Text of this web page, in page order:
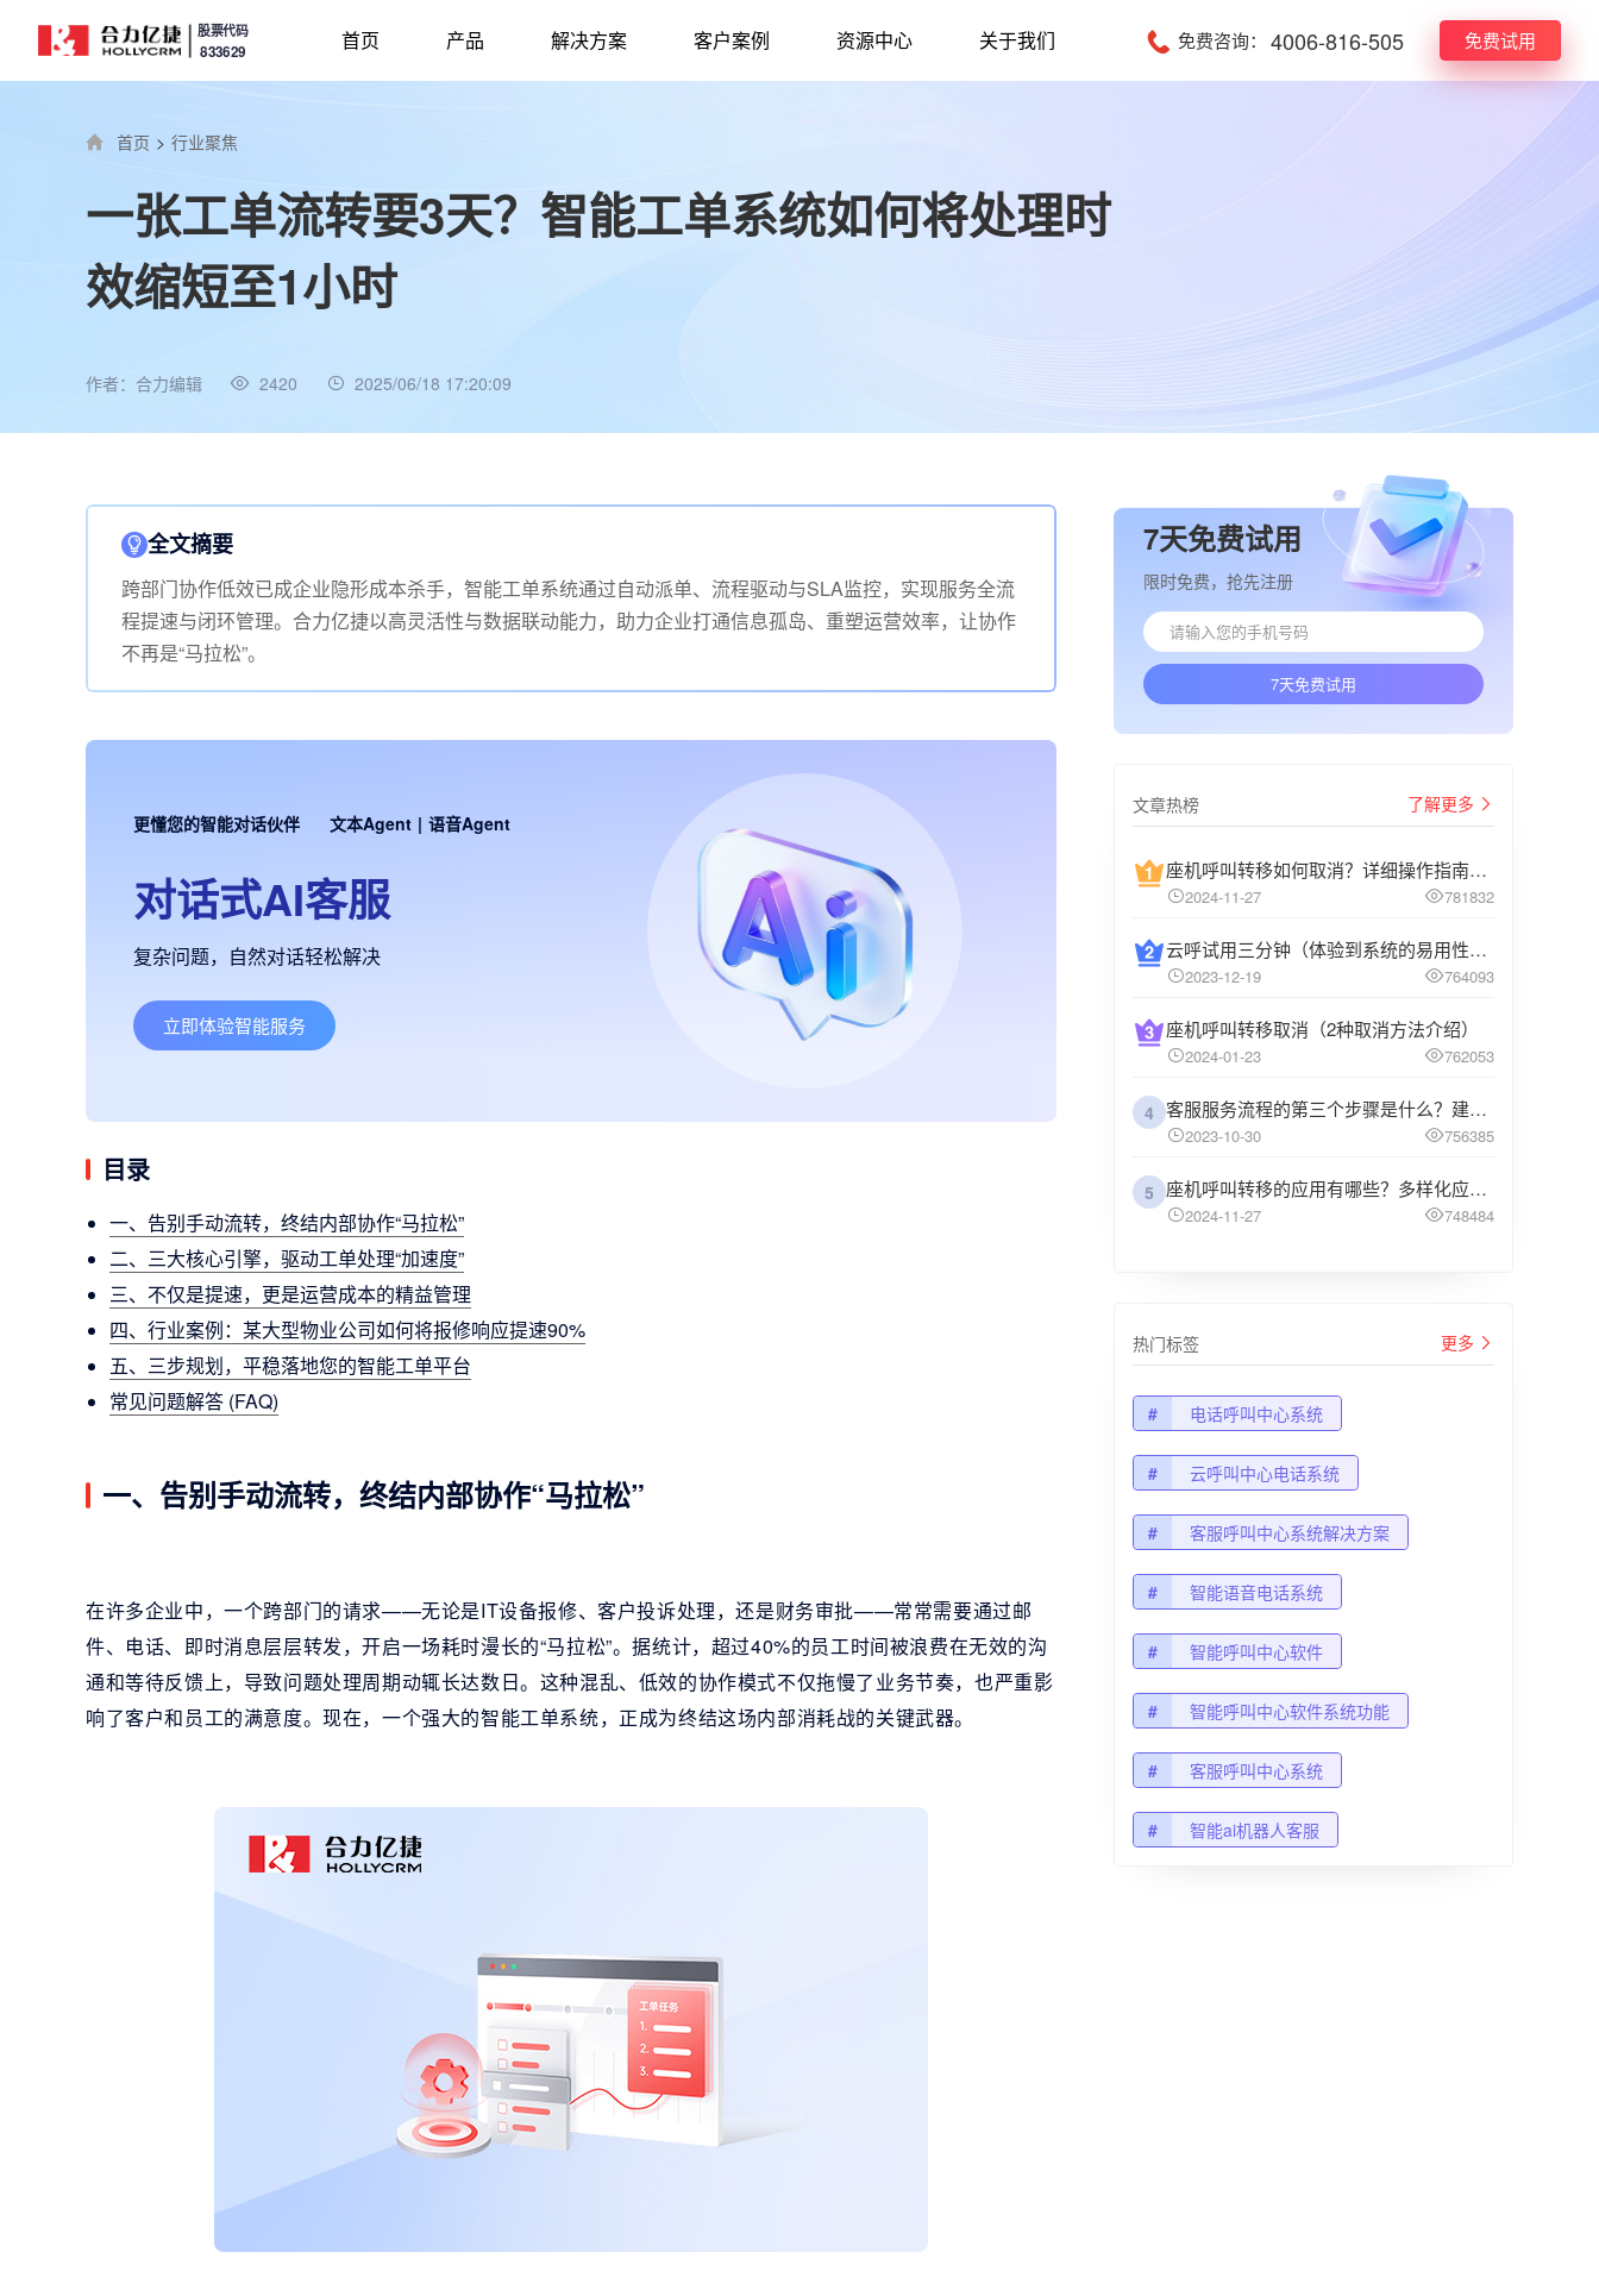
股票代码
833629 首页 产品 解决方案 客户案例 资源中心 关于我们 免费咨询： 4006-816-505 免费试用
首页 > 行业聚焦
一张工单流转要3天？智能工单系统如何将处理时
效缩短至1小时
作者：合力编辑 2420 2025/06/18 17:20:09
全文摘要
跨部门协作低效已成企业隐形成本杀手，智能工单系统通过自动派单、流程驱动与SLA监控，实现服务全流
程提速与闭环管理。合力亿捷以高灵活性与数据联动能力，助力企业打通信息孤岛、重塑运营效率，让协作
不再是“马拉松”。
更懂您的智能对话伙伴 文本Agent | 语音Agent
对话式AI客服
复杂问题，自然对话轻松解决
立即体验智能服务
目录
一、告别手动流转，终结内部协作“马拉松”
二、三大核心引擎，驱动工单处理“加速度”
三、不仅是提速，更是运营成本的精益管理
四、行业案例：某大型物业公司如何将报修响应提速90%
五、三步规划，平稳落地您的智能工单平台
常见问题解答 (FAQ)
一、告别手动流转，终结内部协作“马拉松”
在许多企业中，一个跨部门的请求——无论是IT设备报修、客户投诉处理，还是财务审批——常常需要通过邮
件、电话、即时消息层层转发，开启一场耗时漫长的“马拉松”。据统计，超过40%的员工时间被浪费在无效的沟
通和等待反馈上，导致问题处理周期动辄长达数日。这种混乱、低效的协作模式不仅拖慢了业务节奏，也严重影
响了客户和员工的满意度。现在，一个强大的智能工单系统，正成为终结这场内部消耗战的关键武器。
7天免费试用
限时免费，抢先注册
7天免费试用
文章热榜 了解更多
座机呼叫转移如何取消？详细操作指南介绍
2024-11-27 781832
云呼试用三分钟（体验到系统的易用性和高效性）
2023-12-19 764093
座机呼叫转移取消（2种取消方法介绍）
2024-01-23 762053
4 客服服务流程的第三个步骤是什么？建议企业阅读
2023-10-30 756385
5 座机呼叫转移的应用有哪些？多样化应用场景解析
2024-11-27 748484
热门标签 更多
# 电话呼叫中心系统
# 云呼叫中心电话系统
# 客服呼叫中心系统解决方案
# 智能语音电话系统
# 智能呼叫中心软件
# 智能呼叫中心软件系统功能
# 客服呼叫中心系统
# 智能ai机器人客服